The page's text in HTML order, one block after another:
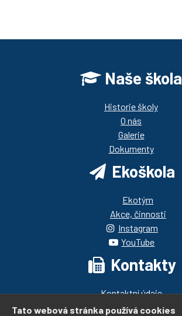
Naše škola
Historie školy
O nás
Galerie
Dokumenty
Ekoškola
Ekotým
Akce, činnosti
Instagram
YouTube
Kontakty
Kontaktní údaje
Pedagogický sbor
Tato webová stránka používá cookies